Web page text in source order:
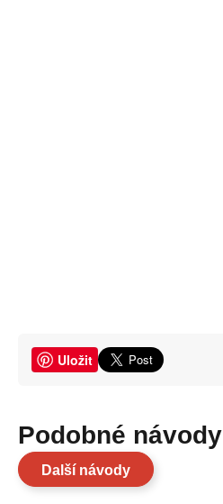
Uložit
Podobné návody
Další návody